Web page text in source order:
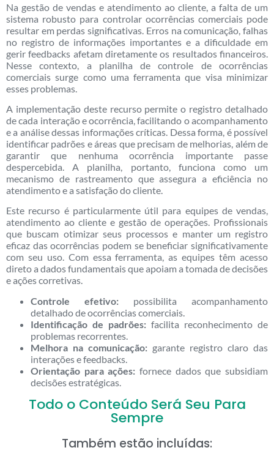
Na gestão de vendas e atendimento ao cliente, a falta de um
sistema robusto para controlar ocorrências comerciais pode
resultar em perdas significativas. Erros na comunicação, falhas
no registro de informações importantes e a dificuldade em
gerir feedbacks afetam diretamente os resultados financeiros.
Nesse contexto, a planilha de controle de ocorrências
comerciais surge como uma ferramenta que visa minimizar
esses problemas.
A implementação deste recurso permite o registro detalhado
de cada interação e ocorrência, facilitando o acompanhamento
e a análise dessas informações críticas. Dessa forma, é possível
identificar padrões e áreas que precisam de melhorias, além de
garantir que nenhuma ocorrência importante passe
despercebida. A planilha, portanto, funciona como um
mecanismo de rastreamento que assegura a eficiência no
atendimento e a satisfação do cliente.
Este recurso é particularmente útil para equipes de vendas,
atendimento ao cliente e gestão de operações. Profissionais
que buscam otimizar seus processos e manter um registro
eficaz das ocorrências podem se beneficiar significativamente
com seu uso. Com essa ferramenta, as equipes têm acesso
direto a dados fundamentais que apoiam a tomada de decisões
e ações corretivas.
Controle efetivo: possibilita acompanhamento
detalhado de ocorrências comerciais.
Identificação de padrões: facilita reconhecimento de
problemas recorrentes.
Melhora na comunicação: garante registro claro das
interações e feedbacks.
Orientação para ações: fornece dados que subsidiam
decisões estratégicas.
Todo o Conteúdo Será Seu Para
Sempre
Também estão incluídas: